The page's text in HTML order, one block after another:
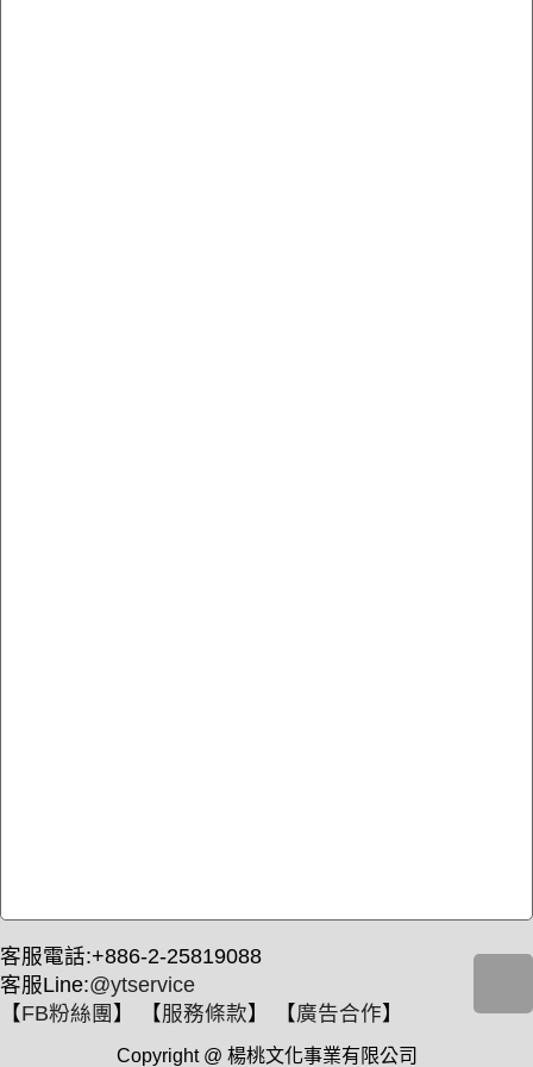
客服電話:+886-2-25819088
客服Line:@ytservice
【FB粉絲團 】 【服務條款】 【廣告合作】
Copyright @ 楊桃文化事業有限公司